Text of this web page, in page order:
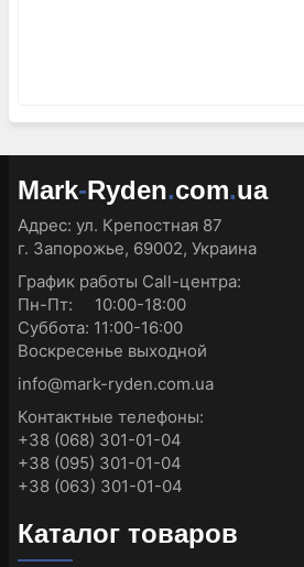
Mark-Ryden.com.ua
Адрес: ул. Крепостная 87
г. Запорожье, 69002, Украина
График работы Call-центра:
Пн-Пт: 10:00-18:00
Суббота: 11:00-16:00
Воскресенье выходной
info@mark-ryden.com.ua
Контактные телефоны:
+38 (068) 301-01-04
+38 (095) 301-01-04
+38 (063) 301-01-04
Каталог товаров